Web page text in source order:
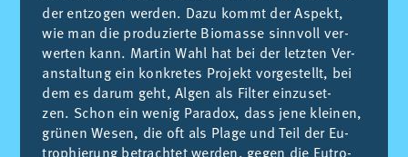
der ent­zo­gen wer­den. Dazu kommt der As­pekt,
wie man die pro­du­zier­te Bio­mas­se sinn­voll ver­
wer­ten kann. Mar­tin Wahl hat bei der letz­ten Ver­
an­stal­tung ein kon­kre­tes Pro­jekt vor­ge­stellt, bei
dem es dar­um geht, Al­gen als Fil­ter ein­zu­set­
zen. Schon ein we­nig Pa­ra­dox, dass jene klei­nen,
grü­nen We­sen, die oft als Pla­ge und Teil der Eu­
tro­phie­rung be­trach­tet wer­den, ge­gen die Eu­tro­